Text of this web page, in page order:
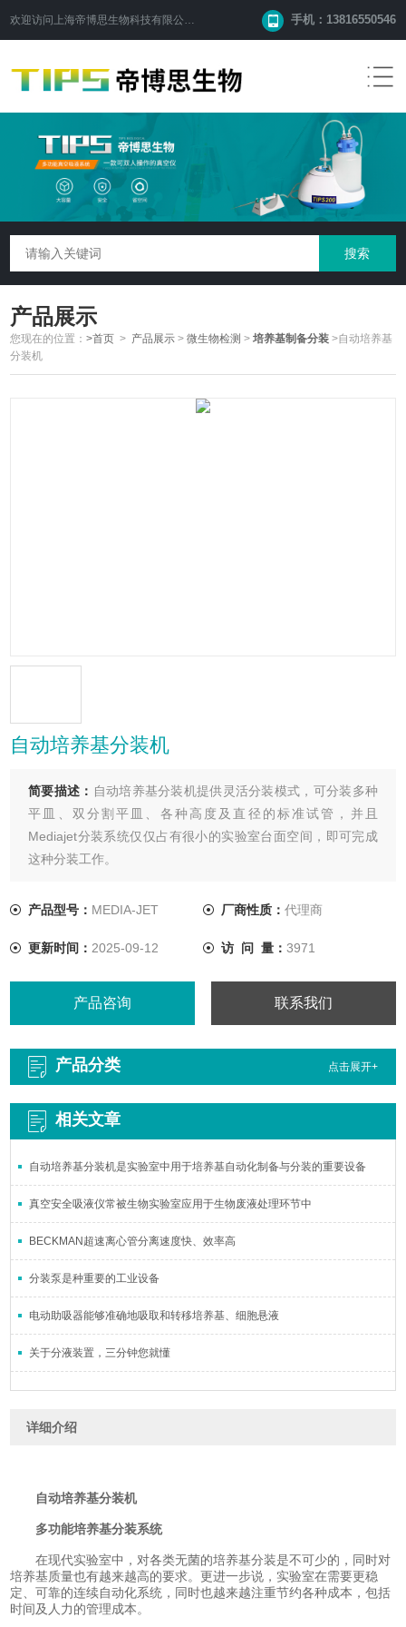
欢迎访问 上海帝博思生物科技有限公司 手机：13816550546
产品展示
您现在的位置：>首页 > 产品展示 >微生物检测 >培养基制备分装 >自动培养基
分装机
自动培养基分装机
简要描述： 自动培养基分装机提供灵活分装模式，可分装多种
平皿、双分割平皿、各种高度及直径的标准试管，并且
Mediajet分装系统仅仅占有很小的实验室台面空间，即可完成
这种分装工作。
产品型号： MEDIA-JET 厂商性质： 代理商
更新时间： 2025-09-12 访 问 量： 3971
产品咨询 联系我们
产品分类 点击展开+
相关文章
自动培养基分装机是实验室中用于培养基自动化制备与分装的重要设备
真空安全吸液仪常被生物实验室应用于生物废液处理环节中
BECKMAN超速离心管分离速度快、效率高
分装泵是种重要的工业设备
电动助吸器能够准确地吸取和转移培养基、细胞悬液
关于分液装置，三分钟您就懂
详细介绍
自动培养基分装机
多功能培养基分装系统
在现代实验室中，对各类无菌的培养基分装是不可少的，同时对
培养基质量也有越来越高的要求。更进一步说，实验室在需要更稳
定、可靠的连续自动化系统，同时也越来越注重节约各种成本，包括
时间及人力的管理成本。